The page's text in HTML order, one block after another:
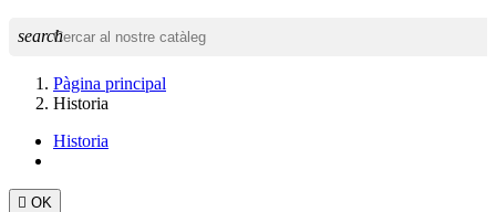
search
Pàgina principal
Historia
Historia
 OK